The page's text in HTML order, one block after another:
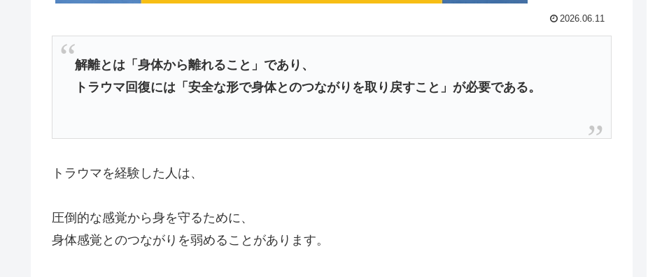
2026.06.11
解離とは「身体から離れること」であり、
トラウマ回復には「安全な形で身体とのつながりを取り戻すこと」が必要である。
トラウマを経験した人は、
圧倒的な感覚から身を守るために、
身体感覚とのつながりを弱めることがあります。